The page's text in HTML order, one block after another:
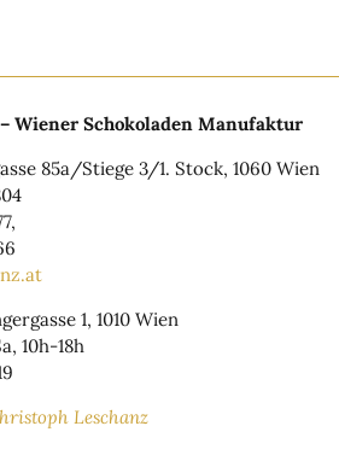
Wiener Schokoladen Manufaktur
85a/Stiege 3/1. Stock, 1060 Wien
1, 1010 Wien
10h-18h
Leschanz